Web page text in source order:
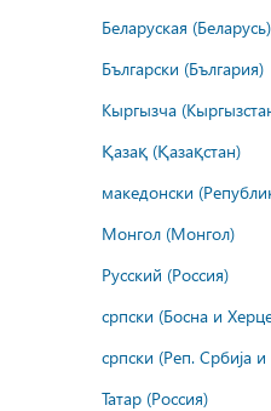
Беларуская (Беларусь)
Български (България)
Кыргызча
Қазақ (Қазақстан)
македонски
Монгол (Монгол)
Русский (Россия)
српски (Босна и
српски (Реп. Србија
Татар (Россия)